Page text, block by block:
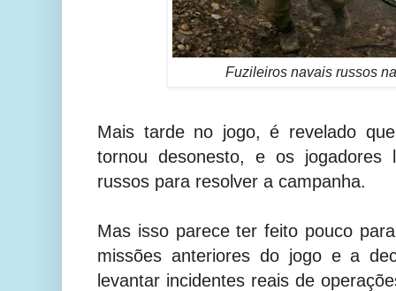
Fuzileiros navais russos
Mais tarde no jogo, é revelado
tornou desonesto, e os
russos para resolver a campanha.
Mas isso parece ter feito pouco
missões anteriores do jogo e a
levantar incidentes reais de